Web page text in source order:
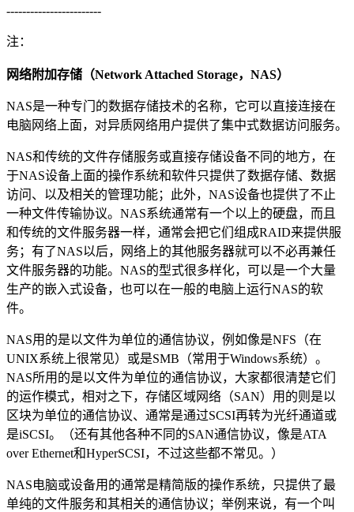
------------------------
注：
网络附加存储（Network Attached Storage，NAS）
NAS是一种专门的数据存储技术的名称，它可以直接连接在
电脑网络上面，对异质网络用户提供了集中式数据访问服务。
NAS和传统的文件存储服务或直接存储设备不同的地方，在
于NAS设备上面的操作系统和软件只提供了数据存储、数据
访问、以及相关的管理功能；此外，NAS设备也提供了不止
一种文件传输协议。NAS系统通常有一个以上的硬盘，而且
和传统的文件服务器一样，通常会把它们组成RAID来提供服
务；有了NAS以后，网络上的其他服务器就可以不必再兼任
文件服务器的功能。NAS的型式很多样化，可以是一个大量
生产的嵌入式设备，也可以在一般的电脑上运行NAS的软
件。
NAS用的是以文件为单位的通信协议，例如像是NFS（在
UNIX系统上很常见）或是SMB（常用于Windows系统）。
NAS所用的是以文件为单位的通信协议，大家都很清楚它们
的运作模式，相对之下，存储区域网络（SAN）用的则是以
区块为单位的通信协议、通常是通过SCSI再转为光纤通道或
是iSCSI。（还有其他各种不同的SAN通信协议，像是ATA
over Ethernet和HyperSCSI，不过这些都不常见。）
NAS电脑或设备用的通常是精简版的操作系统，只提供了最
单纯的文件服务和其相关的通信协议；举例来说，有一个叫